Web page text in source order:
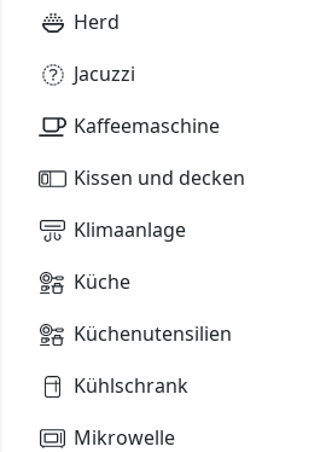
Herd
Jacuzzi
Kaffeemaschine
Kissen und decken
Klimaanlage
Küche
Küchenutensilien
Kühlschrank
Mikrowelle